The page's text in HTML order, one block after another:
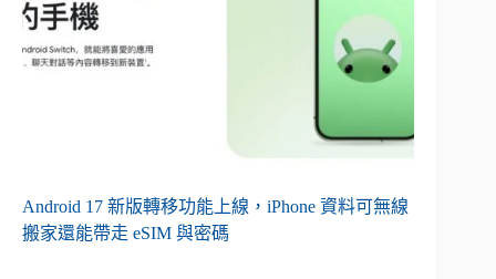
Android 17 新版轉移功能上線，iPhone 資料可無線
搬家還能帶走 eSIM 與密碼